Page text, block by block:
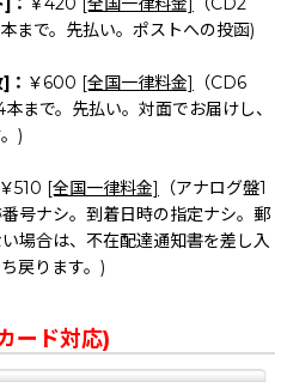
まで。先払い。ポストへの投函)
： ￥600 [全国一律料金]
（CD6
まで。先払い。対面でお届けし、
)
￥510 [全国一律料金]
（アナログ盤1
号ナシ。到着日時の指定ナシ。郵
場合は、不在配達通知書を差し入
戻ります。)
ード対応)